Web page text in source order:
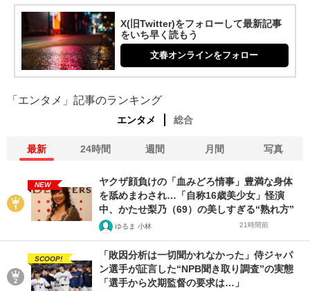
X(旧Twitter)をフォローして最新記事
をいち早く読もう
文春オンラインをフォロー
「エンタメ」記事のランキング
エンタメ 総合
最新 24時間 週間 月間 写真
NEW
ヤクザ顔負けの「血みどろ情事」豊満な身体
を舐めまわされ…「自称16歳美少女」怪演
中、かたせ梨乃（69）の美しすぎる“熟れ方”
ゆるま 小林 21時間前
SCOOP!
「敗因分析は一切聞かれなかった」侍ジャパ
ン選手が証言した“NPB聞き取り調査”の実態
「選手から次期監督の要求は…」